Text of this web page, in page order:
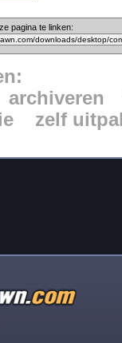
pagina te linken:
archiveren
zelf